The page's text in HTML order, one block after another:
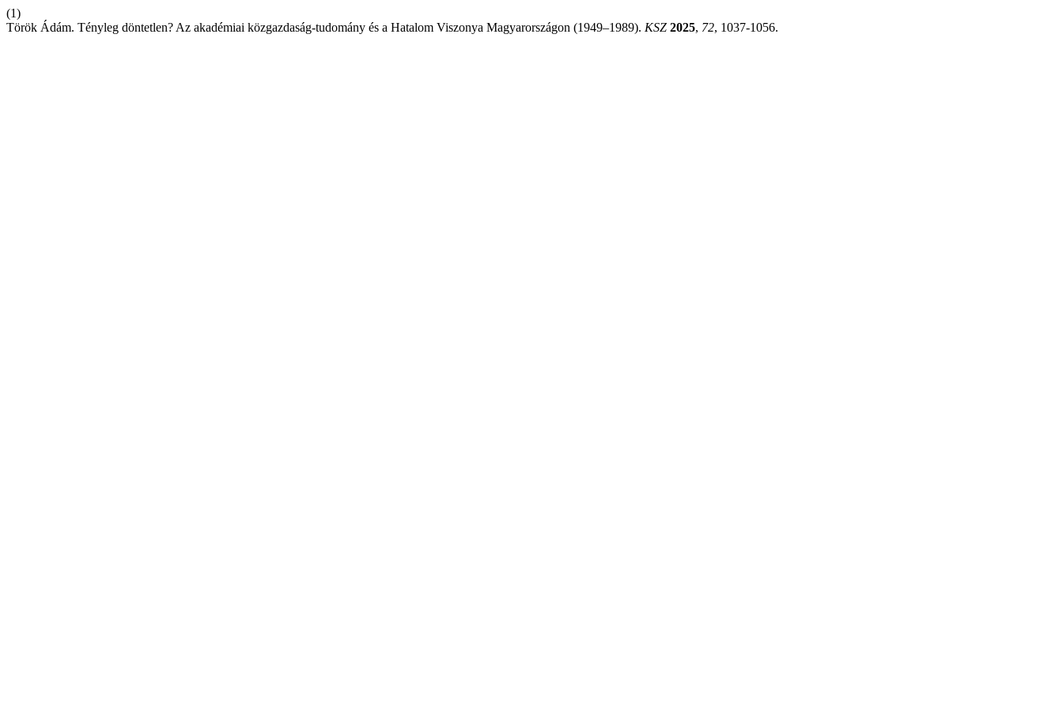
(1)
Török Ádám. Tényleg döntetlen? Az akadémiai közgazdaság-tudomány és a Hatalom Viszonya Magyarországon (1949–1989). KSZ 2025, 72, 1037-1056.